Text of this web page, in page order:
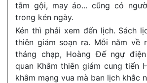
tắm gội, may áo... cũng có
trong kén ngày.
Kén thì phải xem đến lịch. Sách
thiên giám soạn ra. Mỗi năm về
tháng chạp, Hoàng Đế ngự
quan Khâm thiên giám cung tiến
khâm mạng vua mà ban lịch khắc